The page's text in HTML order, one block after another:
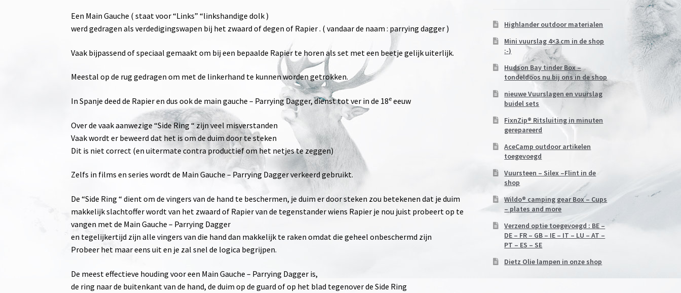
Een Main Gauche ( staat voor “Links” “linkshandige dolk )
werd gedragen als verdedigingswapen bij het zwaard of degen of Rapier . ( vandaar de naam : parrying dagger )
Vaak bijpassend of speciaal gemaakt om bij een bepaalde Rapier te horen als set met een beetje gelijk uiterlijk.
Meestal op de rug gedragen om met de linkerhand te kunnen worden getrokken.
In Spanje deed de Rapier en dus ook de main gauche – Parrying Dagger, dienst tot ver in de 18e eeuw
Over de vaak aanwezige “Side Ring “ zijn veel misverstanden
Vaak wordt er beweerd dat het is om de duim door te steken
Dit is niet correct (en uitermate contra productief om het netjes te zeggen)
Zelfs in films en series wordt de Main Gauche – Parrying Dagger verkeerd gebruikt.
De “Side Ring “ dient om de vingers van de hand te beschermen, je duim er door steken zou betekenen dat je duim
makkelijk slachtoffer wordt van het zwaard of Rapier van de tegenstander wiens Rapier je nou juist probeert op te
vangen met de Main Gauche – Parrying Dagger
en tegelijkertijd zijn alle vingers van die hand dan makkelijk te raken omdat die geheel onbeschermd zijn
Probeer het maar eens uit en je zal snel de logica begrijpen.
De meest effectieve houding voor een Main Gauche – Parrying Dagger is,
de ring naar de buitenkant van de hand, de duim op de guard of op het blad tegenover de Side Ring
Highlander outdoor materialen
Mini vuurslag 4×3 cm in de shop
:-)
Hudson Bay tinder Box –
tondeldoos nu bij ons in de shop
nieuwe Vuurslagen en vuurslag
buidel sets
FixnZip® Ritsluiting in minuten
gerepareerd
AceCamp outdoor artikelen
toegevoegd
Vuursteen – Silex –Flint in de
shop
Wildo® camping gear Box – Cups
– plates and more
Verzend optie toegevoegd : BE –
DE – FR – GB – IE – IT – LU – AT –
PT – ES – SE
Dietz Olie lampen in onze shop